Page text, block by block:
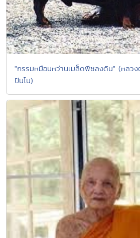
"กรรมหมือนหว่านเมล็ดพืชลงดิน" (หลว
ปันโน)